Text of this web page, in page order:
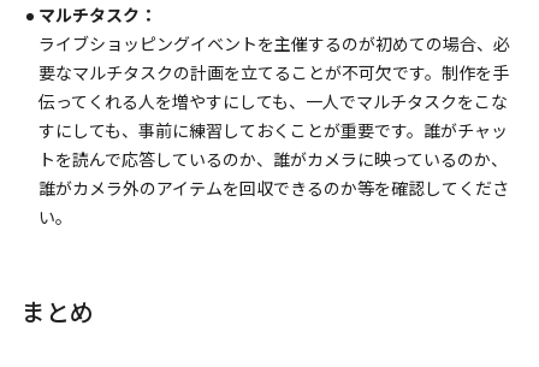
マルチタスク：
ライブショッピングイベントを主催するのが初めての場合、必
要なマルチタスクの計画を立てることが不可欠です。制作を手
伝ってくれる人を増やすにしても、一人でマルチタスクをこな
すにしても、事前に練習しておくことが重要です。誰がチャッ
トを読んで応答しているのか、誰がカメラに映っているのか、
誰がカメラ外のアイテムを回収できるのか等を確認してくださ
い。
まとめ